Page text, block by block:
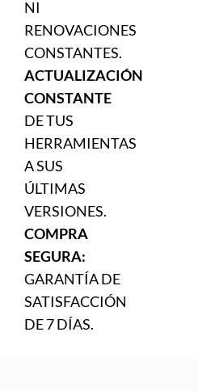
NI
RENOVACIONES
CONSTANTES.
ACTUALIZACIÓN
CONSTANTE
DE TUS
HERRAMIENTAS
A SUS
ÚLTIMAS
VERSIONES.
COMPRA
SEGURA:
GARANTÍA DE
SATISFACCIÓN
DE 7 DÍAS.